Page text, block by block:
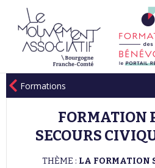
Formations
FORMATION
SECOURS
THÈME : LA FORMATION